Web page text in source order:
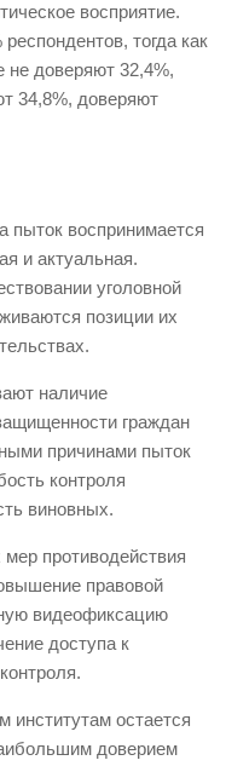
восприятие.
тогда как
не доверяют 32,4%,
34,8%, доверяют
пыток воспринимается
и актуальная.
уголовной
позиции их
наличие
граждан
причинами пыток
контроля
виновных.
противодействия
правовой
видеофиксацию
доступа к
институтам остается
доверием